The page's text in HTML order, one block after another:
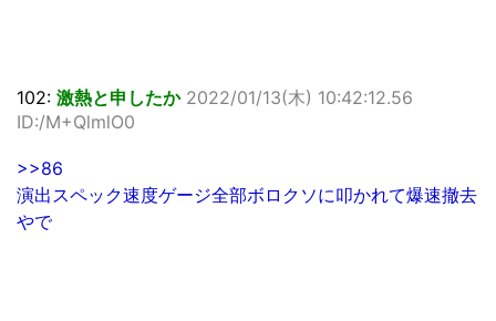
102: 激熱と申したか 2022/01/13(木) 10:42:12.56
ID:/M+QlmlO0
>>86
演出スペック速度ゲージ全部ボロクソに叩かれて爆速撤去
やで